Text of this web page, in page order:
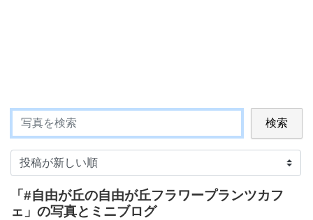
検索
「#自由が丘の自由が丘フラワープランツカフ
ェ」 の写真とミニブログ